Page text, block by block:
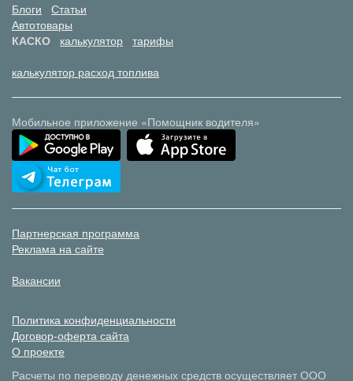
Блоги
Статьи
Автотовары
КАСКО
калькулятор тарифы
калькулятор расход топлива
Мобильное приложение «Помощник водителя»
Партнерская программа
Реклама на сайте
Вакансии
Политика конфиденциальности
Договор-оферта сайта
О проекте
Расчеты по переводу денежных средств осуществляет ООО